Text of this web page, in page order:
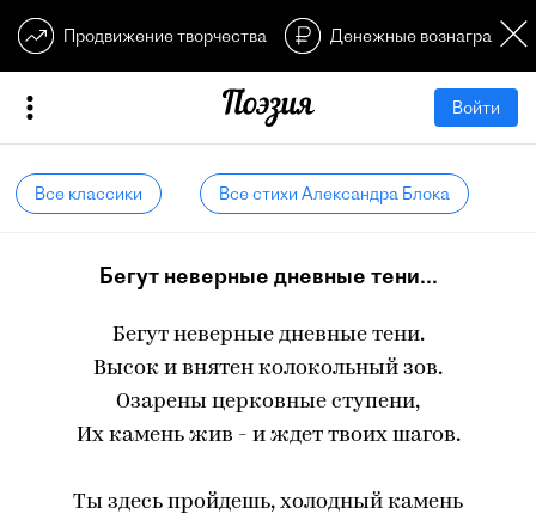
Продвижение творчества Денежные
Войти
Все классики Все стихи Александра Блока
Бегут неверные дневные тени...
Бегут неверные дневные тени.
Высок и внятен колокольный зов.
Озарены церковные ступени,
Их камень жив - и ждет твоих шагов.
Ты здесь пройдешь, холодный камень